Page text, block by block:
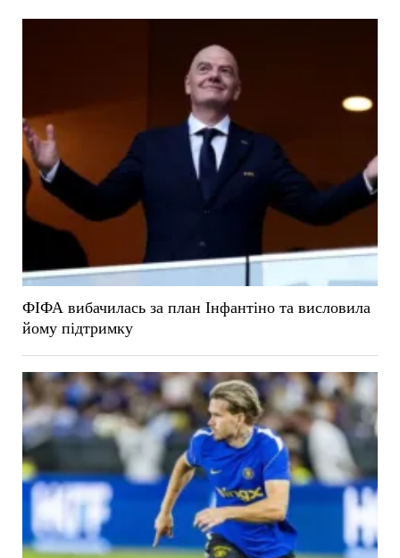
ФІФА вибачилась за план Інфантіно та висловила
йому підтримку